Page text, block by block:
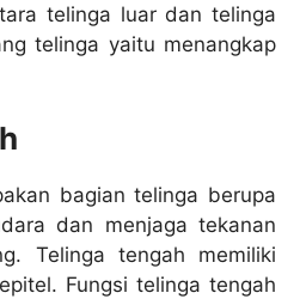
telinga luar dan telinga
telinga yaitu menangkap
bagian telinga berupa
dan menjaga tekanan
Telinga tengah memiliki
Fungsi telinga tengah